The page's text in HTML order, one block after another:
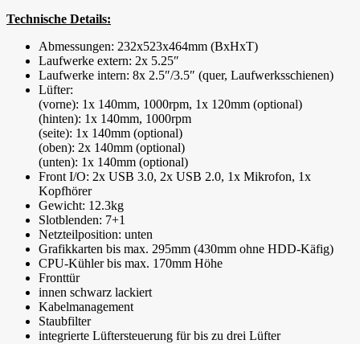
Technische Details:
Abmessungen: 232x523x464mm (BxHxT)
Laufwerke extern: 2x 5.25″
Laufwerke intern: 8x 2.5″/3.5″ (quer, Laufwerksschienen)
Lüfter:
(vorne): 1x 140mm, 1000rpm, 1x 120mm (optional)
(hinten): 1x 140mm, 1000rpm
(seite): 1x 140mm (optional)
(oben): 2x 140mm (optional)
(unten): 1x 140mm (optional)
Front I/O: 2x USB 3.0, 2x USB 2.0, 1x Mikrofon, 1x
Kopfhörer
Gewicht: 12.3kg
Slotblenden: 7+1
Netzteilposition: unten
Grafikkarten bis max. 295mm (430mm ohne HDD-Käfig)
CPU-Kühler bis max. 170mm Höhe
Fronttür
innen schwarz lackiert
Kabelmanagement
Staubfilter
integrierte Lüftersteuerung für bis zu drei Lüfter